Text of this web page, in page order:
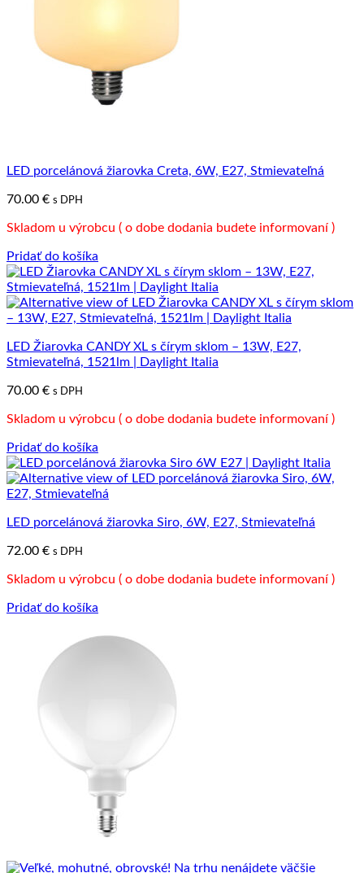
LED porcelánová žiarovka Creta, 6W, E27, Stmievateľná
70.00 € s DPH
Skladom u výrobcu ( o dobe dodania budete informovaní )
Pridať do košíka
LED Žiarovka CANDY XL s čírym sklom – 13W, E27,
Stmievateľná, 1521lm | Daylight Italia
70.00 € s DPH
Skladom u výrobcu ( o dobe dodania budete informovaní )
Pridať do košíka
LED porcelánová žiarovka Siro, 6W, E27, Stmievateľná
72.00 € s DPH
Skladom u výrobcu ( o dobe dodania budete informovaní )
Pridať do košíka